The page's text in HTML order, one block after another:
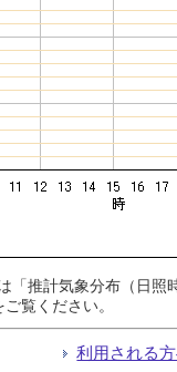
「推計気象分布（日
ご覧ください。
利用される